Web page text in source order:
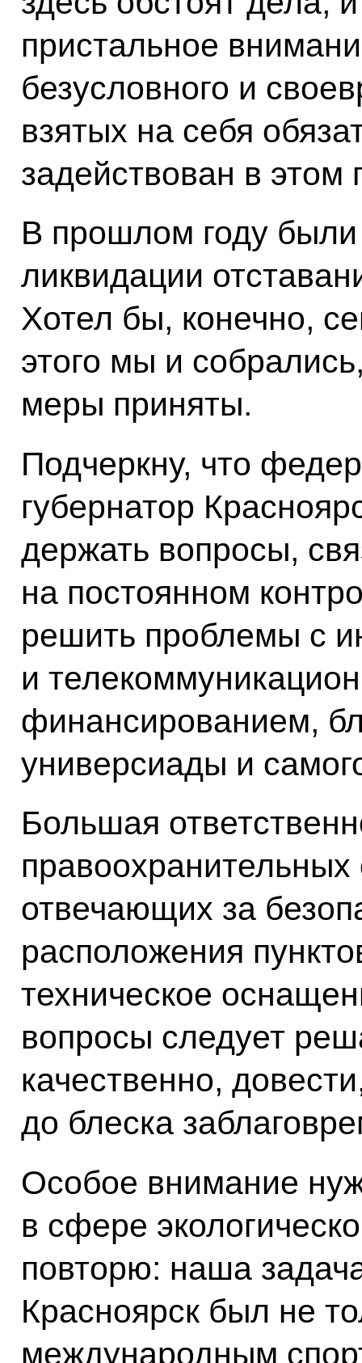
пристальное
безусловного и
взятых на себя
задействован в этом
В прошлом году
ликвидации
Хотел бы, конечно,
этого мы и
меры приняты.
Подчеркну, что
губернатор
держать вопросы,
на постоянном
решить проблемы с
и
финансированием,
универсиады и
Большая
правоохранительных
отвечающих за
расположения
техническое
вопросы следует
качественно,
до блеска
Особое внимание
в сфере
повторю: наша
Красноярск был не
международным